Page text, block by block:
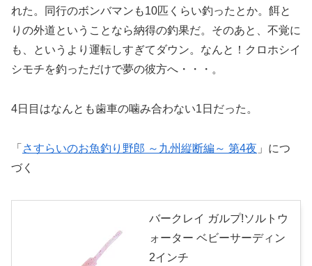
れた。同行のボンバマンも10匹くらい釣ったとか。餌と
りの外道ということなら納得の釣果だ。そのあと、不覚に
も、というより運転しすぎてダウン。なんと！クロホシイ
シモチを釣っただけで夢の彼方へ・・・。
4日目はなんとも歯車の噛み合わない1日だった。
「 さすらいのお魚釣り野郎 ～九州縦断編～ 第4夜 」につ
づく
バークレイ ガルプ!ソルトウ
ォーター ベビーサーディン
2インチ